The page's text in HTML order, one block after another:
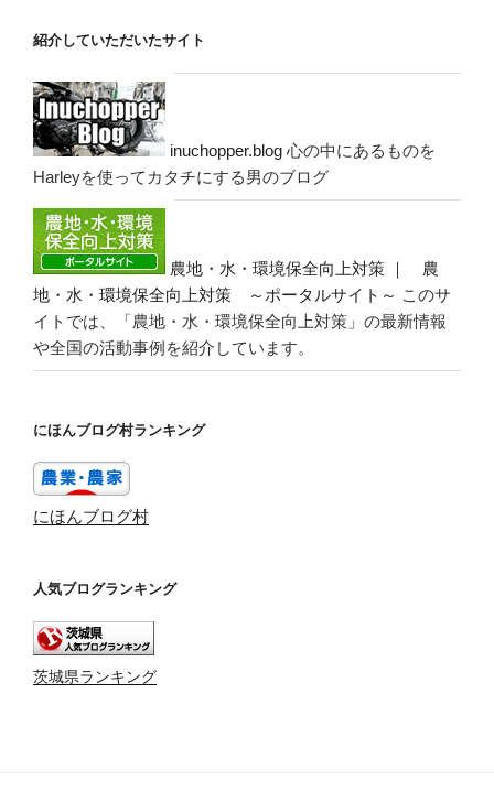
紹介していただいたサイト
inuchopper.blog 心の中にあるものを
Harleyを使ってカタチにする男のブログ
農地・水・環境保全向上対策 ｜ 農
地・水・環境保全向上対策 ～ポータルサイト～ このサ
イトでは、「農地・水・環境保全向上対策」の最新情報
や全国の活動事例を紹介しています。
にほんブログ村ランキング
にほんブログ村
人気ブログランキング
茨城県ランキング